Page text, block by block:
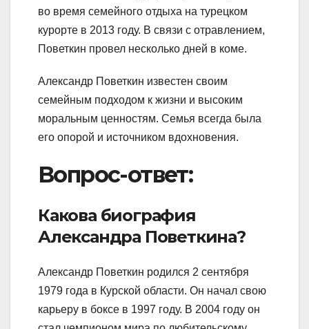
во время семейного отдыха на турецком
курорте в 2013 году. В связи с отравлением,
Поветкин провел несколько дней в коме.
Александр Поветкин известен своим
семейным подходом к жизни и высоким
моральным ценностям. Семья всегда была
его опорой и источником вдохновения.
Вопрос-ответ:
Какова биография
Александра Поветкина?
Александр Поветкин родился 2 сентября
1979 года в Курской области. Он начал свою
карьеру в боксе в 1997 году. В 2004 году он